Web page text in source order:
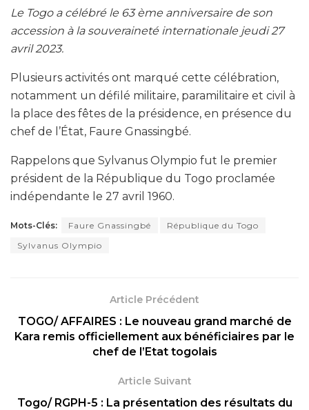
Le Togo a célébré le 63 ème anniversaire de son
accession à la souveraineté internationale jeudi 27
avril 2023.
Plusieurs activités ont marqué cette célébration,
notamment un défilé militaire, paramilitaire et civil à
la place des fêtes de la présidence, en présence du
chef de l’État, Faure Gnassingbé.
Rappelons que Sylvanus Olympio fut le premier
président de la République du Togo proclamée
indépendante le 27 avril 1960.
Mots-Clés: Faure Gnassingbé
République du Togo
Sylvanus Olympio
Article Précédent
TOGO/ AFFAIRES : Le nouveau grand marché de
Kara remis officiellement aux bénéficiaires par le
chef de l’Etat togolais
Article Suivant
Togo/ RGPH-5 : La présentation des résultats du